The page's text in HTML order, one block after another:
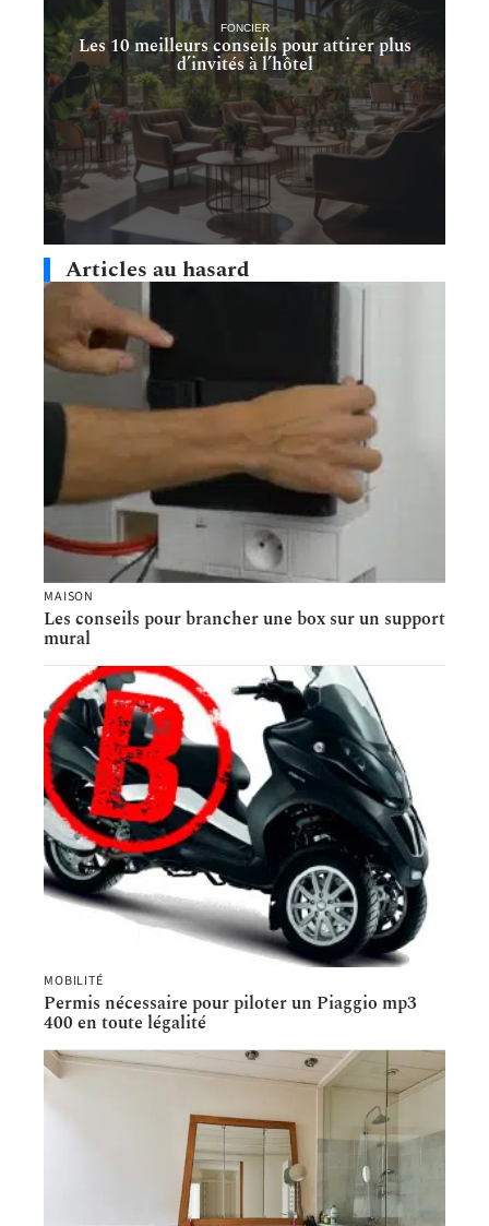
FONCIER
Les 10 meilleurs conseils pour attirer plus
d’invités à l’hôtel
Articles au hasard
MAISON
Les conseils pour brancher une box sur un support
mural
MOBILITÉ
Permis nécessaire pour piloter un Piaggio mp3
400 en toute légalité